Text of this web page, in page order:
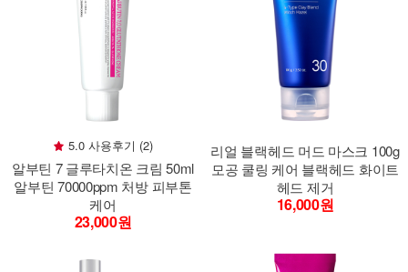
5.0 사용후기 (2)
알부틴 7 글루타치온 크림 50ml
알부틴 70000ppm 처방 피부톤
케어
23,000원
리얼 블랙헤드 머드 마스크 100g
모공 쿨링 케어 블랙헤드 화이트
헤드 제거
16,000원